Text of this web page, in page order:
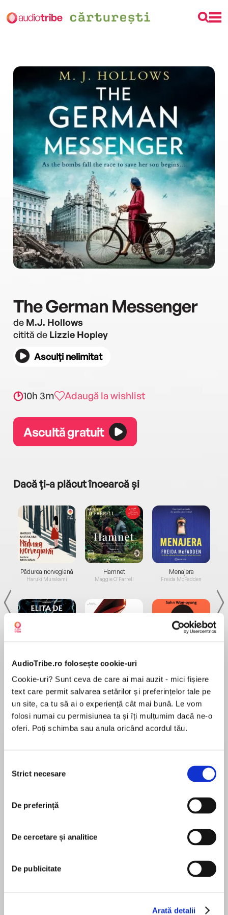
AudioTribe.ro folosește cookie-uri
Cookie-uri? Sunt ceva de care ai mai auzit - mici fișiere
text care permit salvarea setărilor și preferințelor tale pe
un site, ca tu să ai o experiență cât mai bună. Le vom
folosi numai cu permisiunea ta și îți mulțumim dacă ne-o
oferi. Poți schimba sau anula oricând acordul tău.
consimțământului
Strict necesare
De preferință
De cercetare și analitice
De publicitate
Arată detalii
The German Messenger
de M.J. Hollows
citită de Lizzie Hopley
Asculți nelimitat
10h 3m Adaugă la wishlist
Ascultă gratuit
Dacă ți-a plăcut încearcă și
Pădurea norvegiană
Haruki Murakami
Elita de Argint (Elita
Hamnet
Maggie O'Farrell
Diavolul se îmbracă de
Menajera
Freida McFadden
Desprecarte
woman’s arms. “Where’s my son?”
the Blitz when her young son is suddenly
snatched away in broad daylight. Soon after,
working with the Nazis, and she has no choice
MAI MULT
pentru această carte